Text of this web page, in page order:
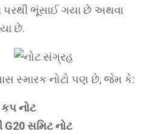
ભૂંસાઈ ગયા છે અથવા
છે.
સ્મારક નોટો પણ છે, જેમ કે:
કપ નોટ
G20 સમિટ નોટ